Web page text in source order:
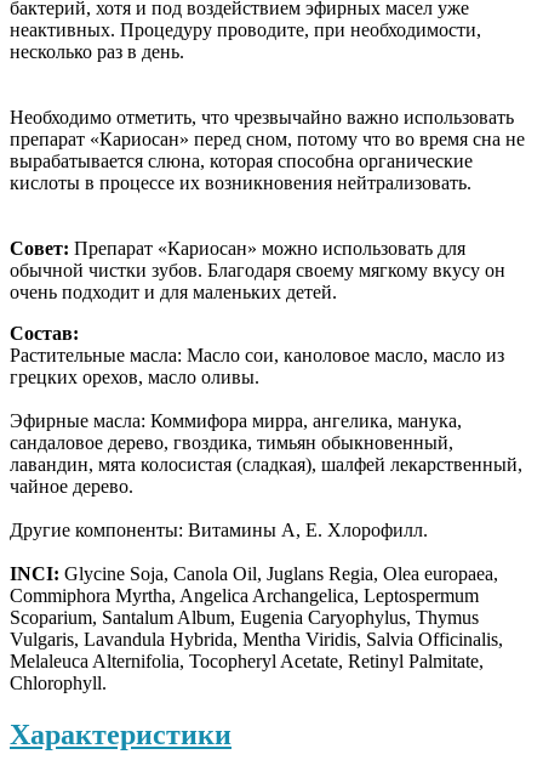
бактерий, хотя и под воздействием эфирных масел уже
неактивных. Процедуру проводите, при необходимости,
несколько раз в день.
Необходимо отметить, что чрезвычайно важно использовать
препарат «Кариосан» перед сном, потому что во время сна не
вырабатывается слюна, которая способна органические
кислоты в процессе их возникновения нейтрализовать.
Совет: Препарат «Кариосан» можно использовать для
обычной чистки зубов. Благодаря своему мягкому вкусу он
очень подходит и для маленьких детей.
Состав:
Растительные масла: Масло сои, каноловое масло, масло из
грецких орехов, масло оливы.
Эфирные масла: Коммифора мирра, ангелика, манука,
сандаловое дерево, гвоздика, тимьян обыкновенный,
лавандин, мята колосистая (сладкая), шалфей лекарственный,
чайное дерево.
Другие компоненты: Витамины А, Е. Хлорофилл.
INCI: Glycine Soja, Canola Oil, Juglans Regia, Olea europaea,
Commiphora Myrtha, Angelica Archangelica, Leptospermum
Scoparium, Santalum Album, Eugenia Caryophylus, Thymus
Vulgaris, Lavandula Hybrida, Mentha Viridis, Salvia Officinalis,
Melaleuca Alternifolia, Tocopheryl Acetate, Retinyl Palmitate,
Chlorophyll.
Характеристики